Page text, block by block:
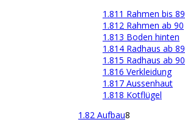
1.811 Rahmen bis 89
1.812 Rahmen ab 90
1.813 Boden hinten
1.814 Radhaus ab 89
1.815 Radhaus ab 90
1.816 Verkleidung
1.817 Aussenhaut
1.818 Kotflügel
1.82 Aufbau8